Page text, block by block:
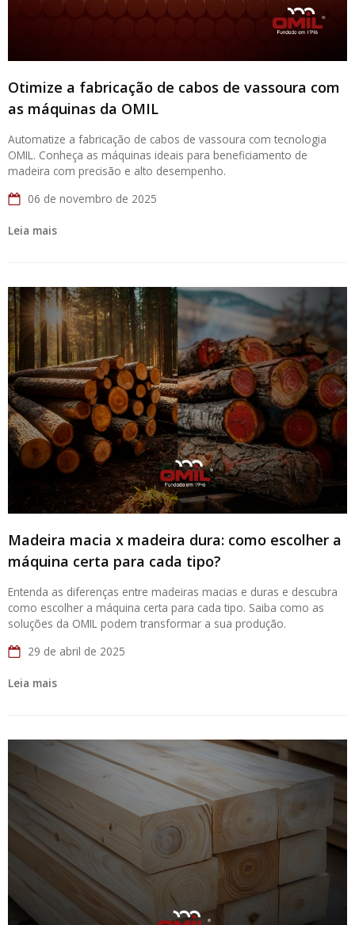
Otimize a fabricação de cabos de vassoura com
as máquinas da OMIL
Automatize a fabricação de cabos de vassoura com tecnologia
OMIL. Conheça as máquinas ideais para beneficiamento de
madeira com precisão e alto desempenho.
06 de novembro de 2025
Leia mais
Madeira macia x madeira dura: como escolher a
máquina certa para cada tipo?
Entenda as diferenças entre madeiras macias e duras e descubra
como escolher a máquina certa para cada tipo. Saiba como as
soluções da OMIL podem transformar a sua produção.
29 de abril de 2025
Leia mais